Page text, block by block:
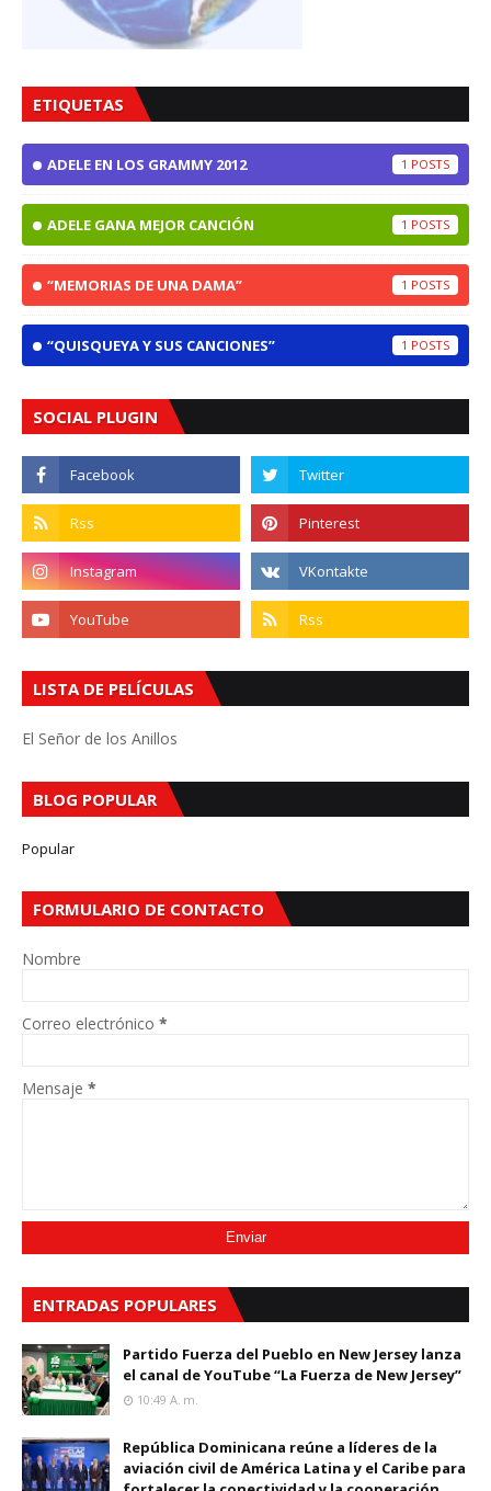
ETIQUETAS
ADELE EN LOS GRAMMY 2012 1
ADELE GANA MEJOR CANCIÓN 1
“MEMORIAS DE UNA DAMA” 1
“QUISQUEYA Y SUS CANCIONES” 1
SOCIAL PLUGIN
LISTA DE PELÍCULAS
El Señor de los Anillos
BLOG POPULAR
Popular
FORMULARIO DE CONTACTO
Nombre
Correo electrónico *
Mensaje *
ENTRADAS POPULARES
Partido Fuerza del Pueblo en New Jersey lanza
el canal de YouTube “La Fuerza de New Jersey”
10:49 A. M.
República Dominicana reúne a líderes de la
aviación civil de América Latina y el Caribe para